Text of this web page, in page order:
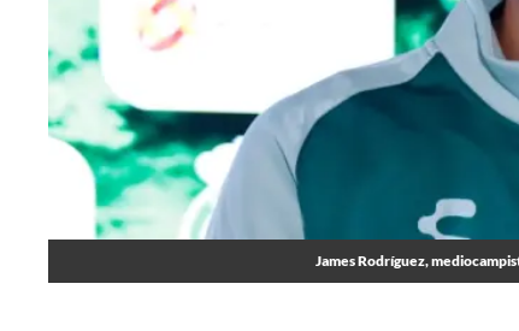
James Rodríguez,